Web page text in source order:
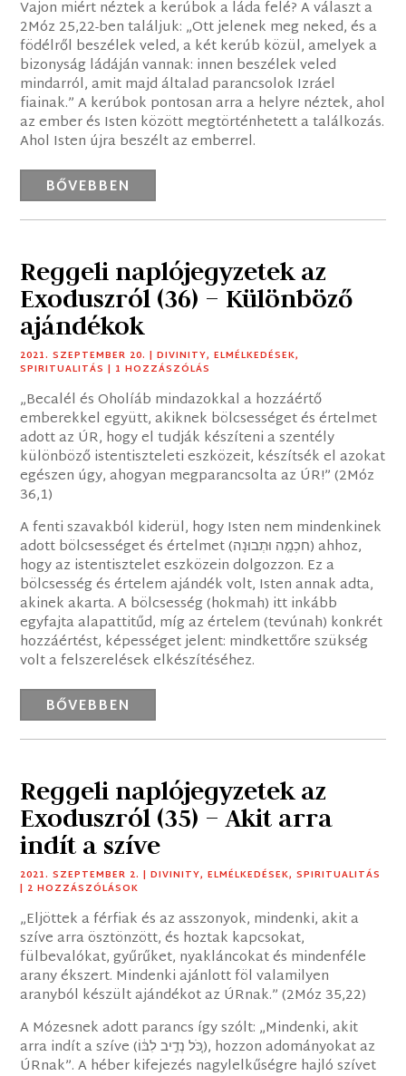
Vajon miért néztek a kerúbok a láda felé? A választ a
2Móz 25,22-ben találjuk: „Ott jelenek meg neked, és a
födélről beszélek veled, a két kerúb közül, amelyek a
bizonyság ládáján vannak: innen beszélek veled
mindarról, amit majd általad parancsolok Izráel
fiainak.” A kerúbok pontosan arra a helyre néztek, ahol
az ember és Isten között megtörténhetett a találkozás.
Ahol Isten újra beszélt az emberrel.
BŐVEBBEN
Reggeli naplójegyzetek az
Exoduszról (36) – Különböző
ajándékok
2021. SZEPTEMBER 20. |DIVINITY,ELMÉLKEDÉSEK,
SPIRITUALITÁS | 1 HOZZÁSZÓLÁS
„Becalél és Oholíáb mindazokkal a hozzáértő
emberekkel együtt, akiknek bölcsességet és értelmet
adott az ÚR, hogy el tudják készíteni a szentély
különböző istentiszteleti eszközeit, készítsék el azokat
egészen úgy, ahogyan megparancsolta az ÚR!” (2Móz
36,1)
A fenti szavakból kiderül, hogy Isten nem mindenkinek
adott bölcsességet és értelmet (‎חכְמָ֤ה וּתְבוּנָה) ahhoz,
hogy az istentisztelet eszközein dolgozzon. Ez a
bölcsesség és értelem ajándék volt, Isten annak adta,
akinek akarta. A bölcsesség (hokmah) itt inkább
egyfajta alapattitűd, míg az értelem (tevúnah) konkrét
hozzáértést, képességet jelent: mindkettőre szükség
volt a felszerelések elkészítéséhez.
BŐVEBBEN
Reggeli naplójegyzetek az
Exoduszról (35) – Akit arra
indít a szíve
2021. SZEPTEMBER 2. |DIVINITY,ELMÉLKEDÉSEK,SPIRITUALITÁS
| 2 HOZZÁSZÓLÁSOK
„Eljöttek a férfiak és az asszonyok, mindenki, akit a
szíve arra ösztönzött, és hoztak kapcsokat,
fülbevalókat, gyűrűket, nyakláncokat és mindenféle
arany ékszert. Mindenki ajánlott föl valamilyen
aranyból készült ajándékot az ÚRnak.” (2Móz 35,22)
A Mózesnek adott parancs így szólt: „Mindenki, akit
arra indít a szíve (כֹּ֚ל נְדִ֣יב לִבּ֔וֹ), hozzon adományokat az
ÚRnak”. A héber kifejezés nagylelkűségre hajló szívet